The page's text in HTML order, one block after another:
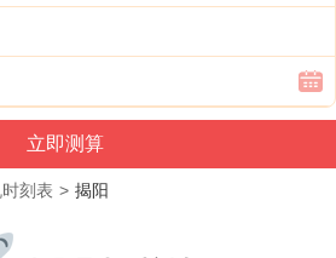
刻表 > 揭阳